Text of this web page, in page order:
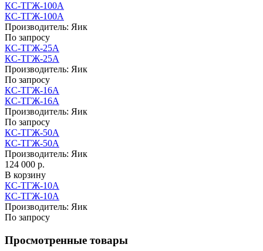
КС-ТГЖ-100А
КС-ТГЖ-100А
Производитель: Яик
По запросу
КС-ТГЖ-25А
КС-ТГЖ-25А
Производитель: Яик
По запросу
КС-ТГЖ-16А
КС-ТГЖ-16А
Производитель: Яик
По запросу
КС-ТГЖ-50А
КС-ТГЖ-50А
Производитель: Яик
124 000 р.
В корзину
КС-ТГЖ-10А
КС-ТГЖ-10А
Производитель: Яик
По запросу
Просмотренные товары